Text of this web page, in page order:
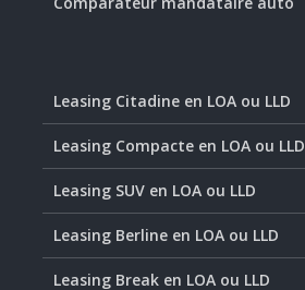
Leasing Citadine en LOA ou LLD
Leasing Compacte en LOA ou LLD
Leasing SUV en LOA ou LLD
Leasing Berline en LOA ou LLD
Leasing Break en LOA ou LLD